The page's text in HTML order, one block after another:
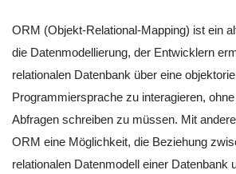
ORM (Objekt-Relational-Mapping) ist ein
die Datenmodellierung, der Entwicklern
relationalen Datenbank über eine
Programmiersprache zu interagieren,
Abfragen schreiben zu müssen. Mit
ORM eine Möglichkeit, die Beziehung
relationalen Datenmodell einer Datenbank